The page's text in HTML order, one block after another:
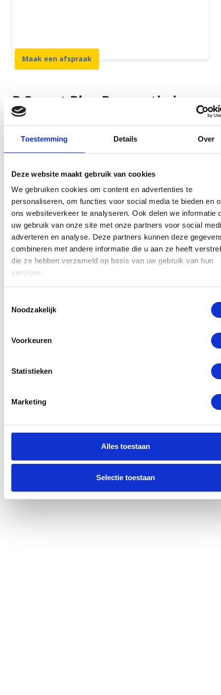
Toestemming Details Over
Deze website maakt gebruik van cookies
We gebruiken cookies om content en advertenties te
personaliseren, om functies voor social media te bieden en
ons websiteverkeer te analyseren. Ook delen we informatie
uw gebruik van onze site met onze partners voor social
adverteren en analyse. Deze partners kunnen deze
combineren met andere informatie die u aan ze heeft
die ze hebben verzameld op basis van uw gebruik van hun
services.
Noodzakelijk
Voorkeuren
Statistieken
Marketing
Alles toestaan
Selectie toestaan
Maak een afspraak
P Smart Plus Reparatie in
Rotterdam Centrum
U wilt uw toestel snel en goed gerepareerd terug en
Sterker nog, u kunt wachten terwijl wij uw Huawei
vakkundig repareren. Onze winkel biedt voldoende
ruimte om op uw toestel te wachten en om te
genieten van een lekkere kop koffie. Alle reparaties
aan uw toestel worden door gecertificeerde
monteurs uitgevoerd met alleen originele Huawei
onderdelen. Stel uw reparatie daarom niet uit en
voorkom ergere schade, kom vandaag nog langs bij
Lees meer